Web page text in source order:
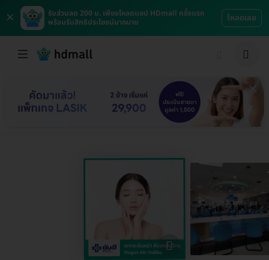
×
รับส่วนลด 200 บ. เพียงโหลดแอป HDmall ครั้งแรก
พร้อมรับสิทธิประโยชน์มากมาย
โหลดเลย